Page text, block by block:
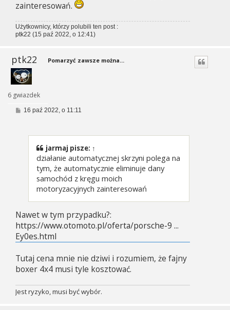
zainteresowań.
Użytkownicy, którzy polubili ten post :
ptk22 (15 paź 2022, o 12:41)
ptk22
6 gwiazdek
Pomarzyć zawsze można...
P16 paź 2022, o 11:11
jarmaj pisze: ↑
działanie automatycznej skrzyni polega na
tym, że automatycznie eliminuje dany
samochód z kręgu moich
motoryzacyjnych zainteresowań
Nawet w tym przypadku?:
https://www.otomoto.pl/oferta/porsche-9 ...
Ey0es.html
Tutaj cena mnie nie dziwi i rozumiem, że fajny
boxer 4x4 musi tyle kosztować.
Jest ryzyko, musi być wybór.